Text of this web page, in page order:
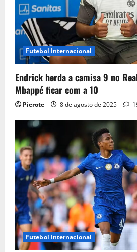
Futebol Internacional
Endrick herda a camisa 9 no
Mbappé ficar com a 10
Pierote 8 de agosto de 2025
Futebol Internacional